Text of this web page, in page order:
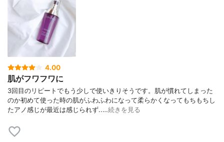
4.00
肌がフワフワに
3回目のリピートでもう少しで使いきりそうです。肌が慣れてしまった
のか初めて使った時の肌がふわふわになって柔らかくなってもちもちし
たアノ感じが最近は感じられず..…続きを見る